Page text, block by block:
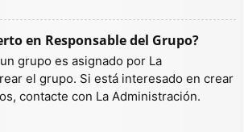
en Responsable del Grupo?
grupo es asignado por La
el grupo. Si está interesado en crear
contacte con La Administración.